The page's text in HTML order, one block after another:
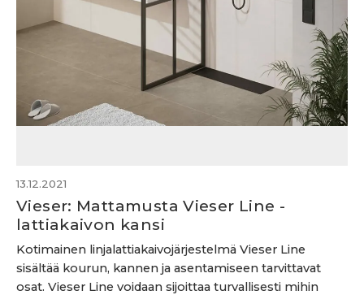
13.12.2021
Vieser: Mattamusta Vieser Line -
lattiakaivon kansi
Kotimainen linjalattiakaivojärjestelmä Vieser Line
sisältää kourun, kannen ja asentamiseen tarvittavat
osat. Vieser Line voidaan sijoittaa turvallisesti mihin